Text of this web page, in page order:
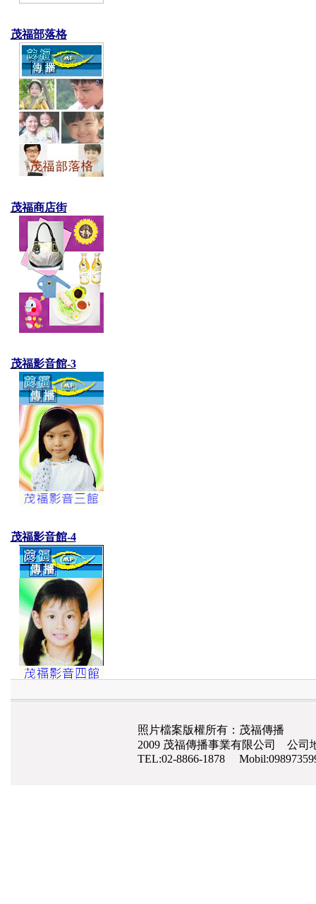
茂福部落格
茂福商店街
茂福影音館-3
茂福影音館-4
照片檔案版權所有：茂福傳播
2009 茂福傳播事業有限公司 公司
TEL:02-8866-1878